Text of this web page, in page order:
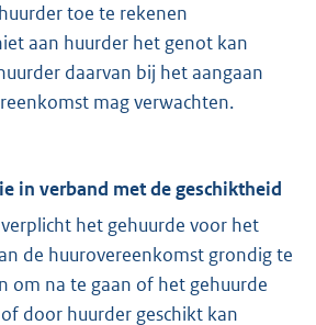
toe te rekenen
aan huurder het genot kan
daarvan bij het aangaan
mag verwachten.
in verband met de geschiktheid
het gehuurde voor het
de huurovereenkomst grondig te
om na te gaan of het gehuurde
door huurder geschikt kan